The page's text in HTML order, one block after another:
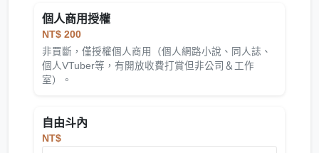
個人商用授權
NT$ 200
非買斷，僅授權個人商用（個人網路小說、同人誌、
個人VTuber等，有開放收費打賞但非公司＆工作
室）。
自由斗內
NT$